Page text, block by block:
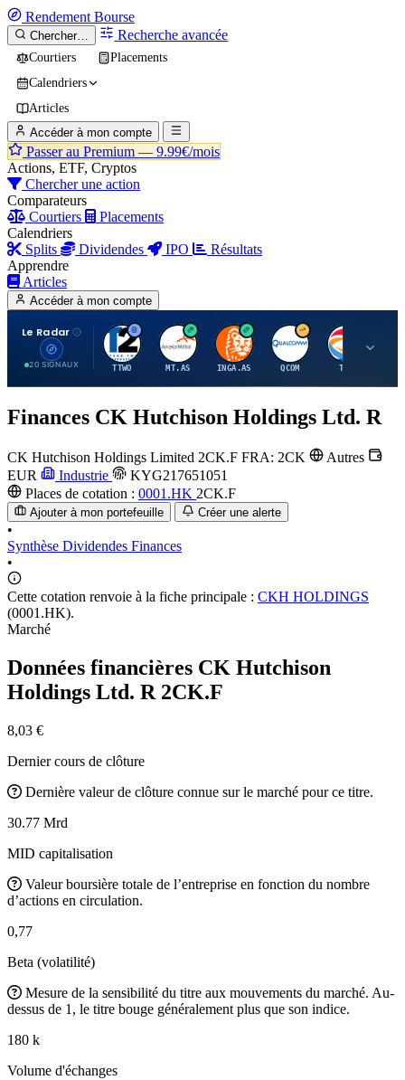
Rendement Bourse
Chercher… Recherche avancée
Courtiers
Placements
Calendriers
Articles
Accéder à mon compte
Passer au Premium — 9.99€/mois
Actions, ETF, Cryptos
Chercher une action
Comparateurs
Courtiers
Placements
Calendriers
Splits
Dividendes IPO
Résultats
Apprendre
Articles
Accéder à mon compte
Le Radar
20 SIGNAUX
T
TTWO
A
MT.AS
I
INGA.AS
Q
QCOM
T
TTE
Finances CK Hutchison Holdings Ltd. R
CK Hutchison Holdings Limited 2CK.F FRA: 2CK
Autres
EUR
Industrie
KYG217651051
Places de cotation : 0001.HK 2CK.F
Ajouter à mon portefeuille Créer une alerte
•
Synthèse Dividendes Finances
•
Cette cotation renvoie à la fiche principale : CKH HOLDINGS
(0001.HK).
Marché
Données financières CK Hutchison
Holdings Ltd. R 2CK.F
8,03 €
Dernier cours de clôture
Dernière valeur de clôture connue sur le marché pour ce titre.
30.77 Mrd
MID capitalisation
Valeur boursière totale de l’entreprise en fonction du nombre
d’actions en circulation.
0,77
Beta (volatilité)
Mesure de la sensibilité du titre aux mouvements du marché. Au-
dessus de 1, le titre bouge généralement plus que son indice.
180 k
Volume d'échanges